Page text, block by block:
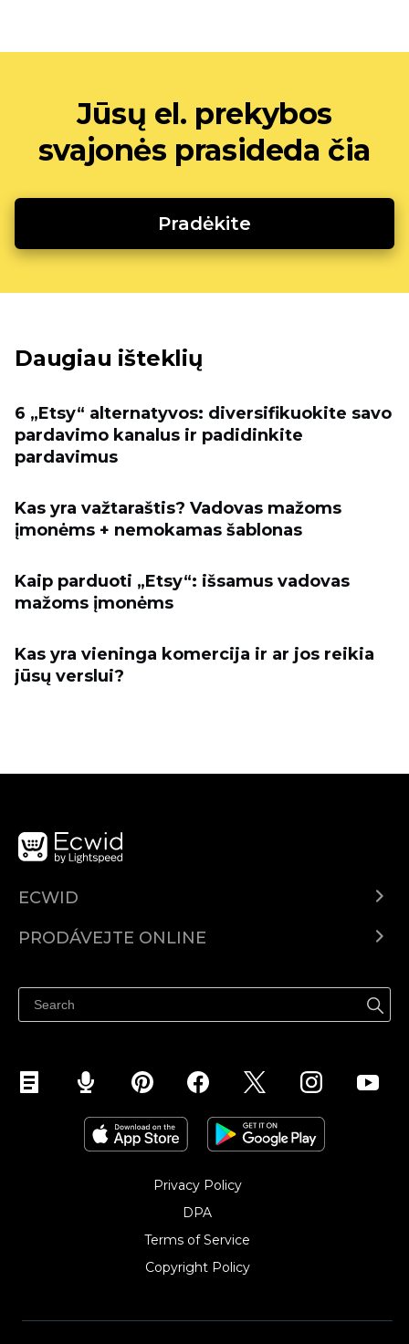
Jūsų el. prekybos
svajonės prasideda čia
Pradėkite
Daugiau išteklių
6 „Etsy“ alternatyvos: diversifikuokite savo
pardavimo kanalus ir padidinkite
pardavimus
Kas yra važtaraštis? Vadovas mažoms
įmonėms + nemokamas šablonas
Kaip parduoti „Etsy“: išsamus vadovas
mažoms įmonėms
Kas yra vieninga komercija ir ar jos reikia
jūsų verslui?
ECWID
Ceny
PRODÁVEJTE ONLINE
Prodávejte na Facebooku
Prodávejte na Instagramu
Privacy Policy
DPA
Terms of Service
Copyright Policy‎